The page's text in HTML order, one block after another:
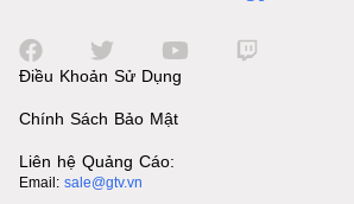
Điều Khoản Sử Dụng
Chính Sách Bảo Mật
Liên hệ Quảng Cáo:
Email: sale@gtv.vn